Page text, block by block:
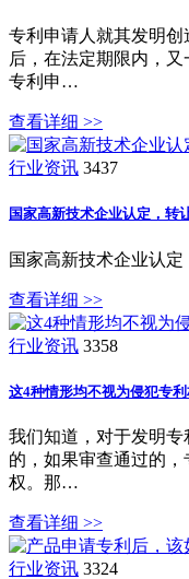
专利申请人就其发明
后，在法定期限内，
专利申…
查看详细 >>
行业资讯 3437
国家高新技术企业认定，转
国家高新技术企业认
查看详细 >>
行业资讯 3358
这4种情形均不视为侵犯专
我们知道，对于发明专
的，如果审查通过的
权。那…
查看详细 >>
行业资讯 3324